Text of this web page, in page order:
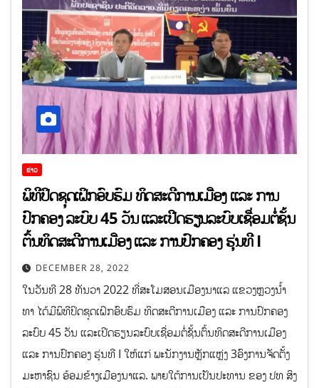
ຂ່າວ
ພິທີປິດຊຸດເຝິກອົບຮົມ ທິດສະດີການເມືອງ ແລະ ການ
ປົກຄອງ ລະບົບ 45 ວັນ ແລະເປີດຮຽນລະບົບເຊື່ອມຕໍ່ຊັ້ນ
ຕົ້ນທິດສະດີການເມືອງ ແລະ ການປົກຄອງ ຮຸ່ນທີ I
DECEMBER 28, 2022
ໃນວັນທີ 28 ທັນວາ 2022 ທີ່ສະໂມສອນເມືອງນາແລ ແຂວງຫຼວງນ້ຳ
ທາ ໄດ້ມີພິທີປິດຊຸດເຝິກອົບຮົມ ທິດສະດີການເມືອງ ແລະ ການປົກຄອງ
ລະບົບ 45 ວັນ ແລະເປີດຮຽນລະບົບເຊື່ອມຕໍ່ຊັ້ນຕົ້ນທິດສະດີການເມືອງ
ແລະ ການປົກຄອງ ຮຸ່ນທີ I ໃຫ້ແກ່ ພະນັກງານຫຼັກແຫຼ່ງ 3ອົງການຈັດຕັ້ງ
ມະຫາຊົນ ອ້ອມຂ້າງເມືອງນາແລ. ພາຍໃຕ້ການເປັນປະທານ ຂອງ ປທ ສິງ